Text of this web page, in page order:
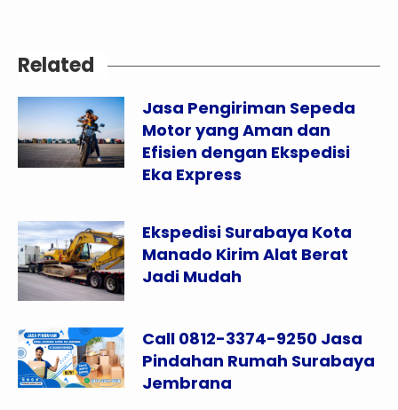
Related
Jasa Pengiriman Sepeda
Motor yang Aman dan
Efisien dengan Ekspedisi
Eka Express
Ekspedisi Surabaya Kota
Manado Kirim Alat Berat
Jadi Mudah
Call 0812-3374-9250 Jasa
Pindahan Rumah Surabaya
Jembrana